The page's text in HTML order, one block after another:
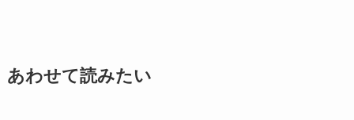
あわせて読みたい